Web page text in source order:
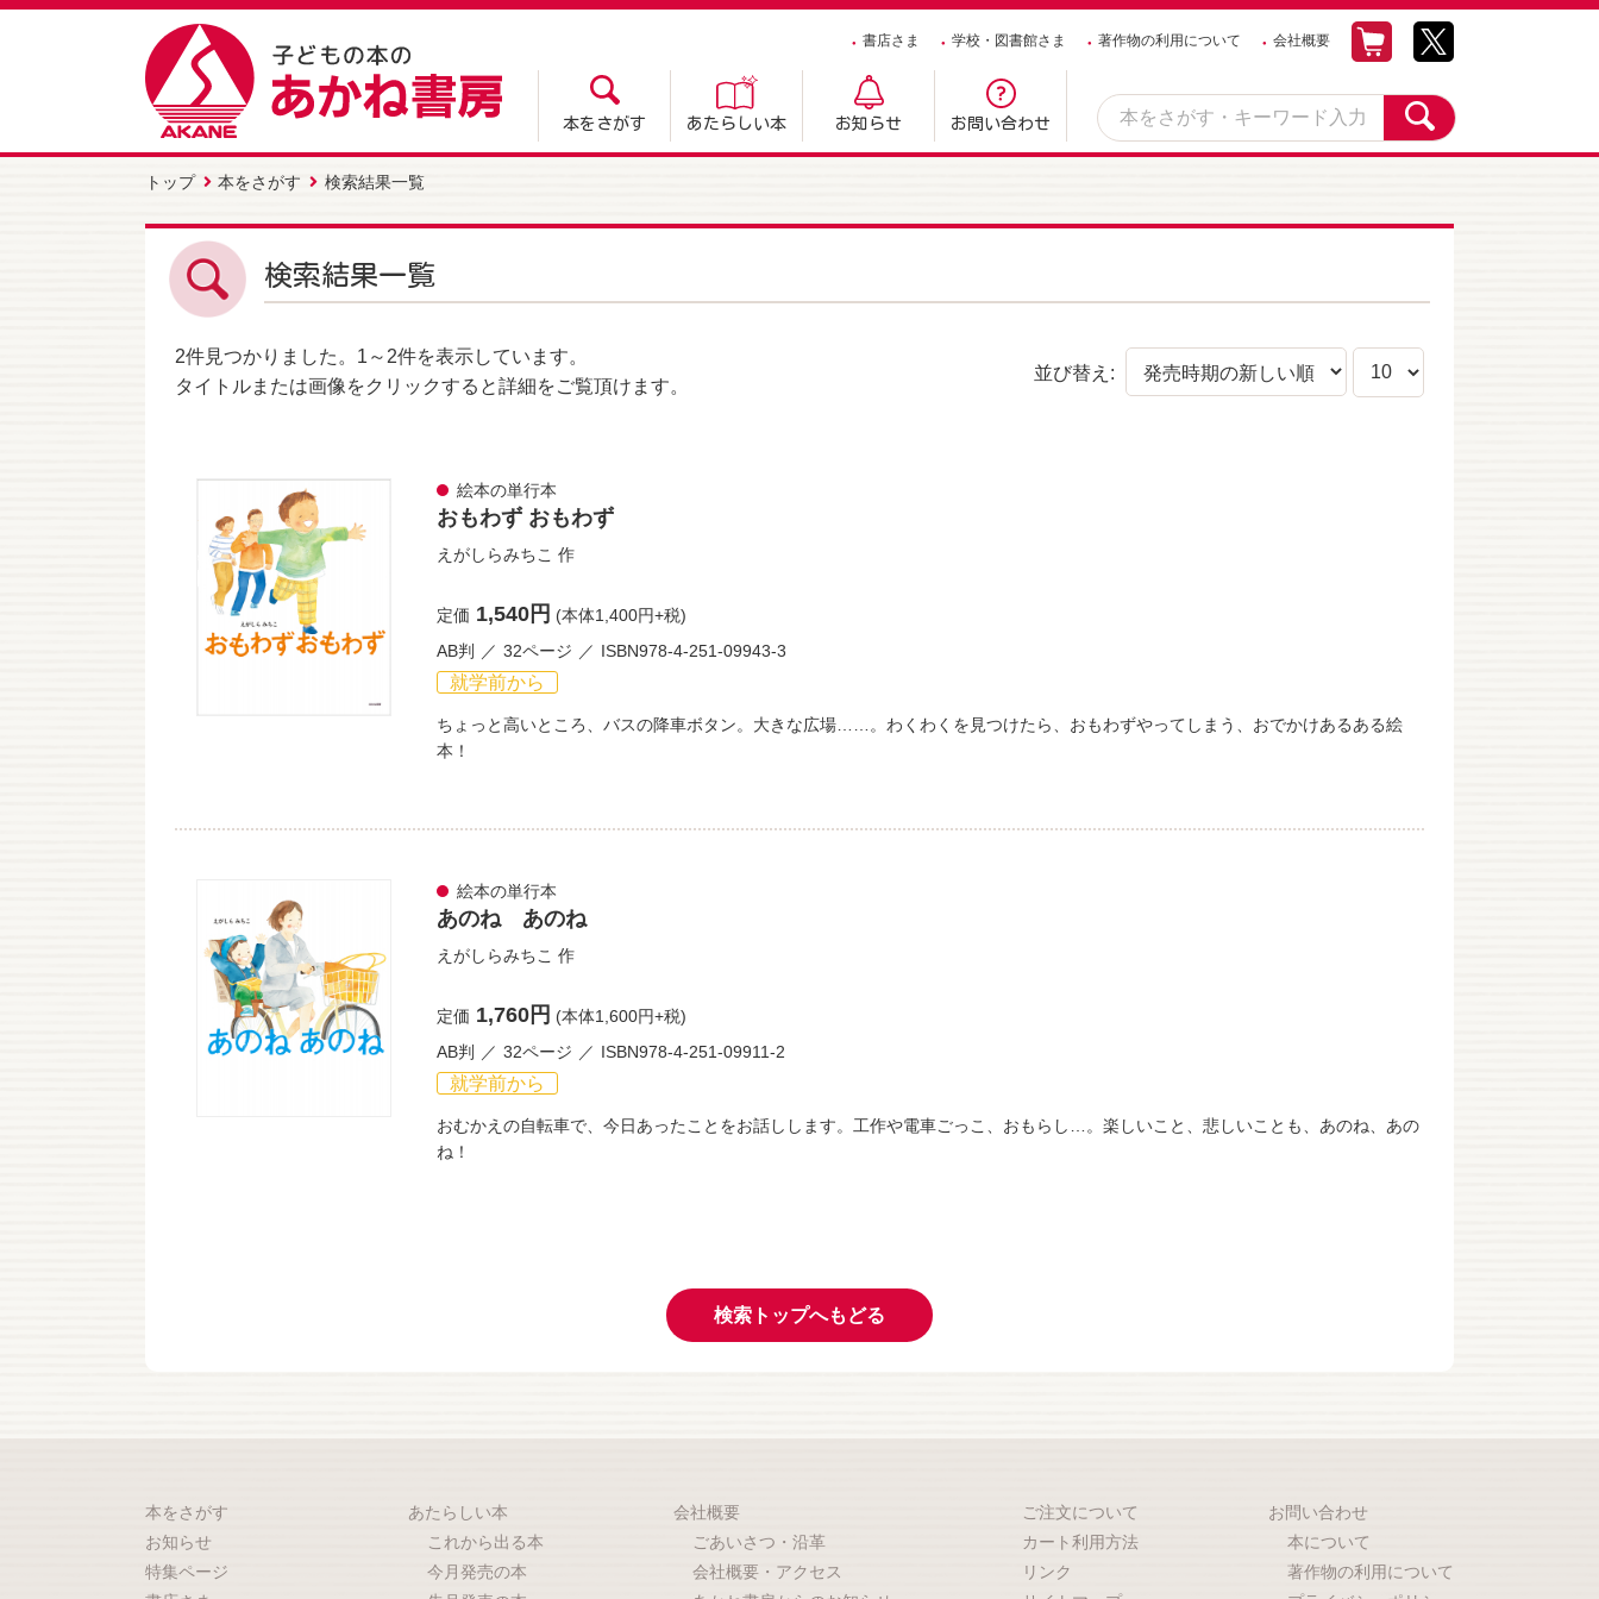
書店さま 学校・図書館さま 著作物の利用について 会社概要
本をさがす あたらしい本 お知らせ お問い合わせ
トップ 本をさがす 検索結果一覧
検索結果一覧
2件見つかりました。 1～2件を表示しています。
タイトルまたは画像をクリックすると詳細をご覧頂けます。
並び替え:
絵本の単行本
おもわず おもわず
えがしらみちこ 作
定価 1,540円 (本体1,400円+税)
AB判
32ページ ISBN978-4-251-09943-3
就学前から
ちょっと高いところ、バスの降車ボタン。大きな広場……。わくわくを見つけたら、おもわずやってしまう、おでかけあるある絵
本！
絵本の単行本
あのね あのね
えがしらみちこ 作
定価 1,760円 (本体1,600円+税)
AB判
32ページ ISBN978-4-251-09911-2
就学前から
おむかえの自転車で、今日あったことをお話しします。工作や電車ごっこ、おもらし…。楽しいこと、悲しいことも、あのね、あの
ね！
検索トップへもどる
本をさがす
お知らせ
特集ページ
あたらしい本
これから出る本
今月発売の本
会社概要
ごあいさつ・沿革
会社概要・アクセス
ご注文について
カート利用方法
リンク
お問い合わせ
本について
著作物の利用について